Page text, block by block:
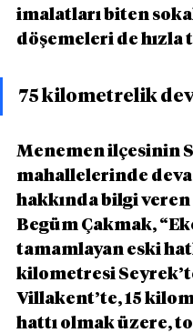
imalatları biten
döşemeleri de hızla
75 kilometrelik
Menemen ilçesinin
mahallelerinde
hakkında bilgi
Begüm Çakmak,
tamamlayan eski
kilometresi
Villakent’te, 15
hattı olmak üzere,